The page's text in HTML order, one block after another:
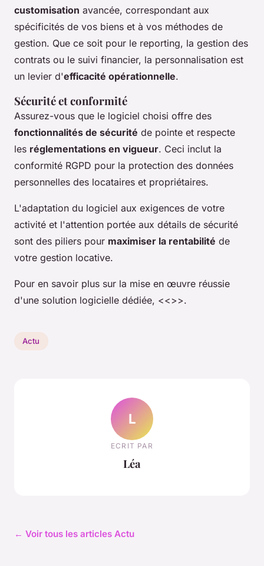
customisation avancée, correspondant aux
spécificités de vos biens et à vos méthodes de
gestion. Que ce soit pour le reporting, la gestion des
contrats ou le suivi financier, la personnalisation est
un levier d'efficacité opérationnelle.
Sécurité et conformité
Assurez-vous que le logiciel choisi offre des
fonctionnalités de sécurité de pointe et respecte
les réglementations en vigueur. Ceci inclut la
conformité RGPD pour la protection des données
personnelles des locataires et propriétaires.
L'adaptation du logiciel aux exigences de votre
activité et l'attention portée aux détails de sécurité
sont des piliers pour maximiser la rentabilité de
votre gestion locative.
Pour en savoir plus sur la mise en œuvre réussie
d'une solution logicielle dédiée, <<>>.
Actu
L
ECRIT PAR
Léa
← Voir tous les articles Actu